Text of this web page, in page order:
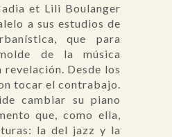
et Lili Boulanger
a sus estudios de
que para
de la música
revelación. Desde los
tocar el contrabajo.
cambiar su piano
que, como ella,
la del jazz y la